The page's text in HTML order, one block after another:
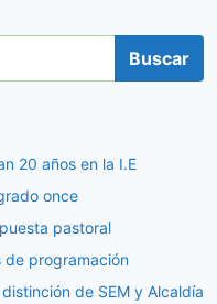
20 años en la I.E
once
pastoral
de programación
de SEM y Alcaldía